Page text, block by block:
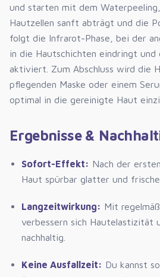
und starten mit dem
Hautzellen sanft abträgt und die
folgt die Infrarot-Phase, bei der
in die Hautschichten eindringt und
aktiviert. Zum Abschluss wird die
pflegenden Maske oder einem
optimal in die gereinigte Haut
Ergebnisse &
Sofort-Effekt: Nach der
Haut spürbar glatter und
Langzeitwirkung: Mit
verbessern sich Hautelastizität
nachhaltig.
Keine Ausfallzeit: Du kannst